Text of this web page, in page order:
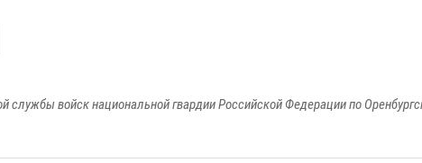
службы войск национальной гвардии Российской Федерации по